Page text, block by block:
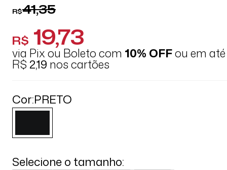
R$41,35
R$ 19,73
via Pix ou Boleto com 10% OFFou em
R$ 2,19 nos cartões
Cor:PRETO
Selecione o tamanho: